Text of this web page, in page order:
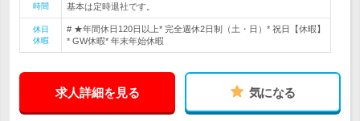
時間
基本は定時退社です。
休日
休暇
# ★年間休日120日以上* 完全週休2日制（土・日）* 祝日【休暇】
* GW休暇* 年末年始休暇
求人詳細を見る 気になる